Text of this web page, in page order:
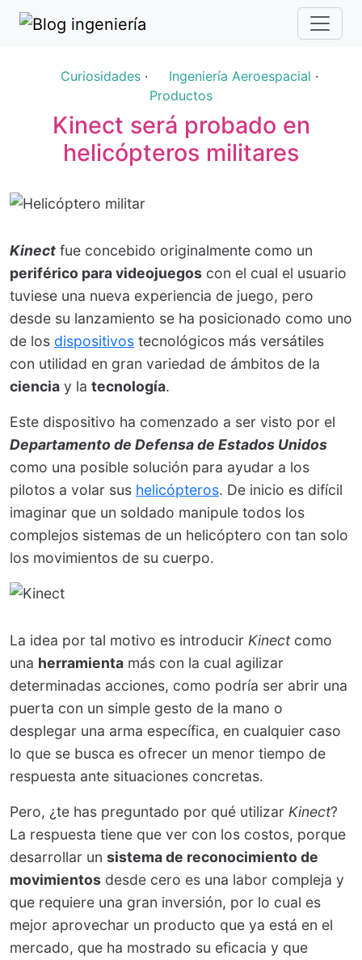
Curiosidades · Ingeniería Aeroespacial ·
Productos
Kinect será probado en
helicópteros militares
Kinect fue concebido originalmente como un
periférico para videojuegos con el cual el usuario
tuviese una nueva experiencia de juego, pero
desde su lanzamiento se ha posicionado como uno
de los dispositivos tecnológicos más versátiles
con utilidad en gran variedad de ámbitos de la
ciencia y la tecnología.
Este dispositivo ha comenzado a ser visto por el
Departamento de Defensa de Estados Unidos
como una posible solución para ayudar a los
pilotos a volar sus helicópteros. De inicio es difícil
imaginar que un soldado manipule todos los
complejos sistemas de un helicóptero con tan solo
los movimientos de su cuerpo.
La idea por tal motivo es introducir Kinectcomo
una herramienta más con la cual agilizar
determinadas acciones, como podría ser abrir una
puerta con un simple gesto de la mano o
desplegar una arma específica, en cualquier caso
lo que se busca es ofrecer un menor tiempo de
respuesta ante situaciones concretas.
Pero, ¿te has preguntado por qué utilizar Kinect?
La respuesta tiene que ver con los costos, porque
desarrollar un sistema de reconocimiento de
movimientos desde cero es una labor compleja y
que requiere una gran inversión, por lo cual es
mejor aprovechar un producto que ya está en el
mercado, que ha mostrado su eficacia y que